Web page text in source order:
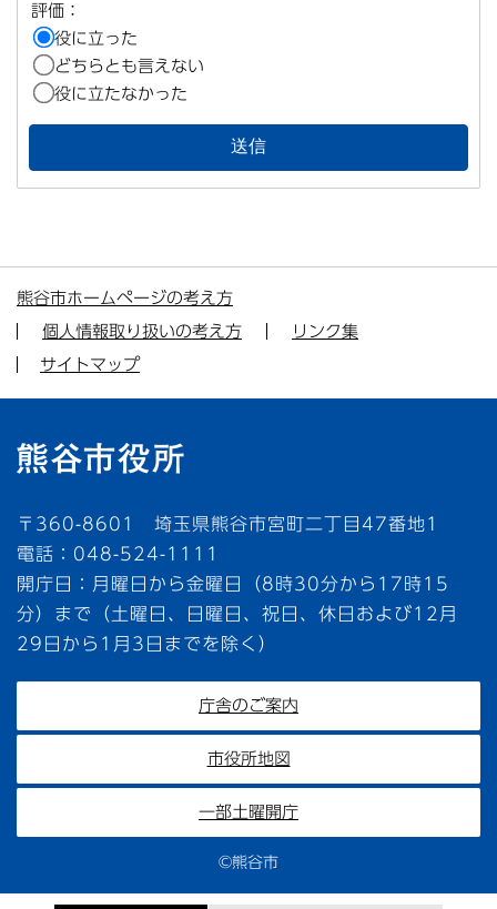
評価：
役に立った
どちらとも言えない
役に立たなかった
熊谷市ホームページの考え方
個人情報取り扱いの考え方
リンク集
サイトマップ
〒360-8601 埼玉県熊谷市宮町二丁目47番地1
電話：048-524-1111
開庁日：月曜日から金曜日（8時30分から17時15
分）まで（土曜日、日曜日、祝日、休日および12月
29日から1月3日までを除く）
庁舎のご案内
市役所地図
一部土曜開庁
©熊谷市